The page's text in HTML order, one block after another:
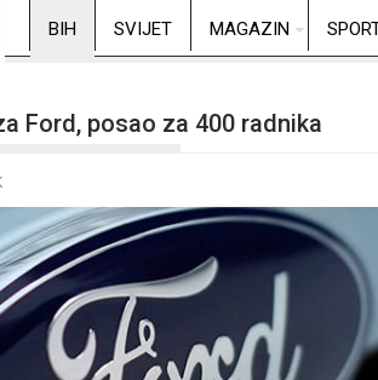
BIH SVIJET MAGAZIN
Ford, posao za 400 radnika